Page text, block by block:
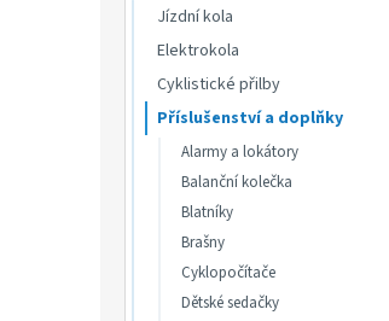
Jízdní kola
Elektrokola
Cyklistické přilby
Příslušenství a doplňky
Alarmy a lokátory
Balanční kolečka
Blatníky
Brašny
Cyklopočítače
Dětské sedačky